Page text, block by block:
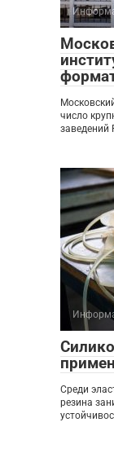
число
заведений
Среди
резина